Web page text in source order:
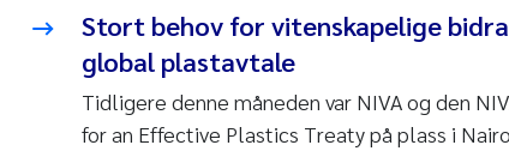
Stort behov for vitenskapelige
global plastavtale
Tidligere denne måneden var NIVA og den
for an Effective Plastics Treaty på plass i